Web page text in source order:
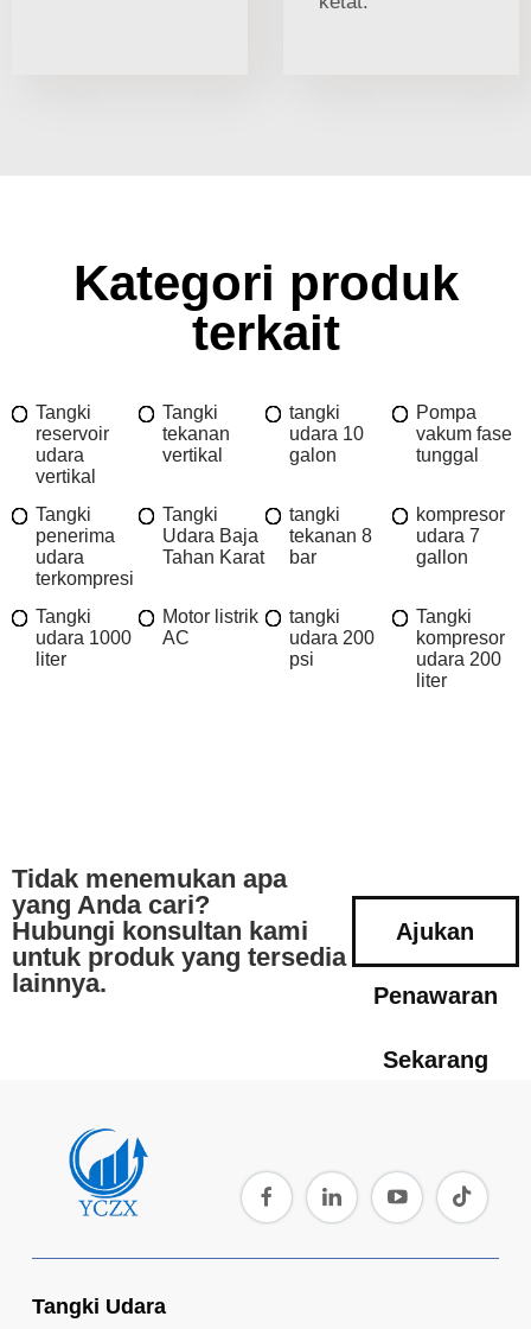
Kategori produk
terkait
Tangki
reservoir
udara
vertikal
Tangki
tekanan
vertikal
tangki
udara 10
galon
Pompa
vakum fase
tunggal
Tangki
penerima
udara
terkompresi
Tangki
Udara Baja
Tahan Karat
tangki
tekanan 8
bar
kompresor
udara 7
gallon
Tangki
udara 1000
liter
Motor listrik
AC
tangki
udara 200
psi
Tangki
kompresor
udara 200
liter
Tidak menemukan apa
yang Anda cari?
Hubungi konsultan kami
untuk produk yang tersedia
lainnya.
Ajukan
Penawaran
Sekarang
Tangki Udara